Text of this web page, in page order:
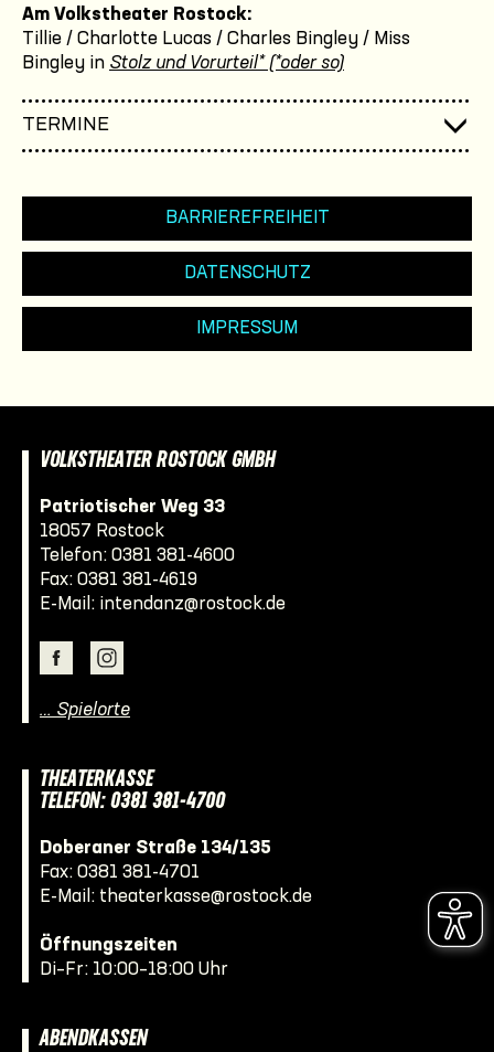
Am Volkstheater Rostock:
Tillie / Charlotte Lucas / Charles Bingley / Miss
Bingley in Stolz und Vorurteil* (*oder so)
TERMINE
BARRIEREFREIHEIT
DATENSCHUTZ
IMPRESSUM
VOLKSTHEATER ROSTOCK GMBH
Patriotischer Weg 33
18057 Rostock
Telefon: 0381 381-4600
Fax: 0381 381-4619
E-Mail: intendanz@rostock.de
… Spielorte
THEATERKASSE
TELEFON: 0381 381-4700
Doberaner Straße 134/135
Fax: 0381 381-4701
E-Mail: theaterkasse@rostock.de
Öffnungszeiten
Di–Fr: 10:00–18:00 Uhr
ABENDKASSEN